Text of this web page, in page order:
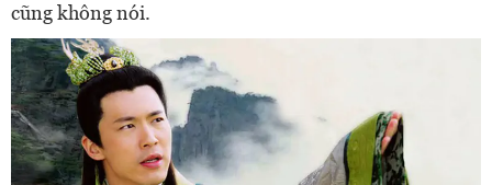
cũng không nói.